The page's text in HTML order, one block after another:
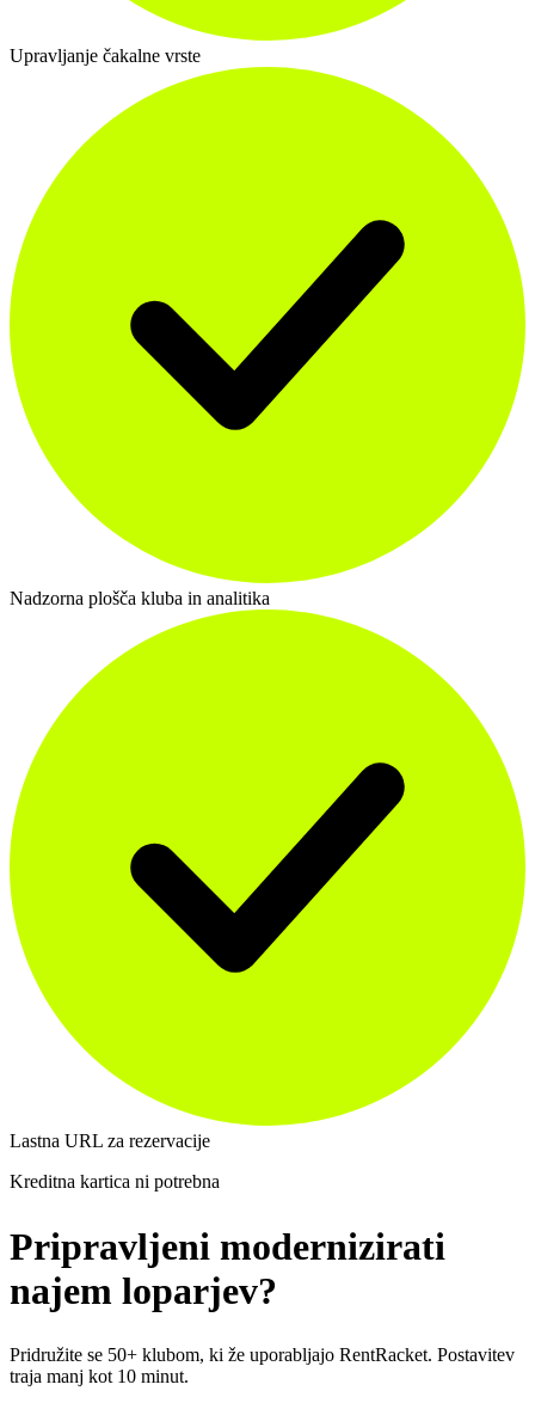
Upravljanje čakalne vrste
Nadzorna plošča kluba in analitika
Lastna URL za rezervacije
Kreditna kartica ni potrebna
Pripravljeni modernizirati
najem loparjev?
Pridružite se 50+ klubom, ki že uporabljajo RentRacket. Postavitev
traja manj kot 10 minut.